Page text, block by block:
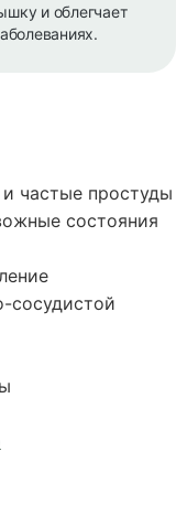
и облегчает
частые простуды
состояния
сосудистой